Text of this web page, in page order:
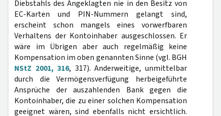
Diebstahls des Angeklagten nie in den Besitz von
EC-Karten und PIN-Nummern gelangt sind,
erscheint schon mangels eines vorwerfbaren
Verhaltens der Kontoinhaber ausgeschlossen. Er
wäre im Übrigen aber auch regelmäßig keine
Kompensation im oben genannten Sinne (vgl. BGH
NStZ 2001, 316, 317). Anderweitige, unmittelbar
durch die Vermögensverfügung herbeigeführte
Ansprüche der auszahlenden Bank gegen die
Kontoinhaber, die zu einer solchen Kompensation
geeignet wären, sind ebenfalls nicht ersichtlich.